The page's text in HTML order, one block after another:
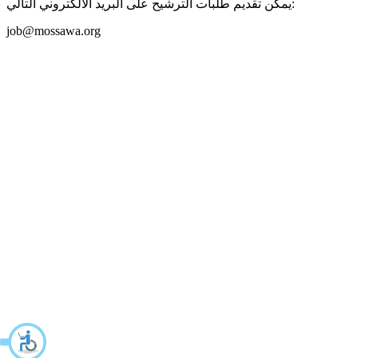
يمكن تقديم طلبات الترشيح على البريد الالكتروني التالي:
job@mossawa.org